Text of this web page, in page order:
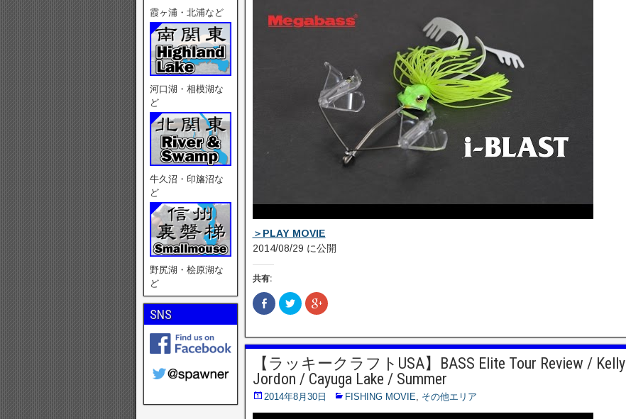
＞PLAY MOVIE
2014/08/29 に公開
共有:
F
a
b
o
o
k
で
共
有
(
新
し
ク
リ
し
て
T
w
i
e
r
で
ク
リ
し
て
G
o
g
l
e
+
で
【ラッキークラフトUSA】BASS Elite Tour Review / Kelly
Jordon / Cayuga Lake / Summer
2014年8月30日 FISHING MOVIE その他エリア
霞ヶ浦・北浦など
河口湖・相模湖な
ど
牛久沼・印旛沼な
ど
野尻湖・桧原湖な
ど
SNS